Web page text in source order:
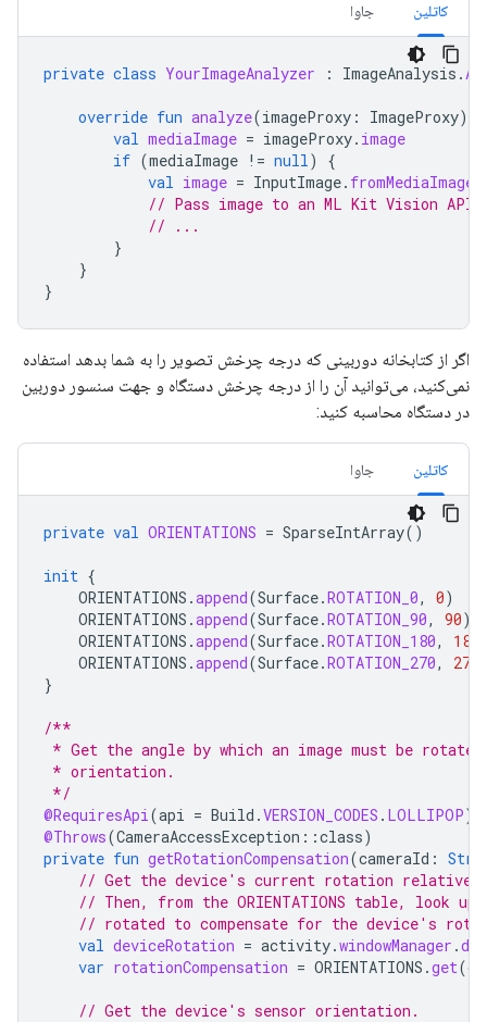
کاتلین جاوا
private class YourImageAnalyzer : ImageAnalysis .
override fun analyze(imageProxy : ImageProxy)
val mediaImage = imageProxy. image
if (mediaImage != null)
{
val image = InputImage. fromMediaImage
// Pass image to an ML Kit Vision API
// ...
}
}
}
اگر از کتابخانه دوربینی که درجه چرخش تصویر را به شما بدهد استفاده
نمی‌کنید، می‌توانید آن را از درجه چرخش دستگاه و جهت سنسور دوربین
در دستگاه محاسبه کنید:
کاتلین جاوا
private val ORIENTATIONS = SparseIntArray()
init {
ORIENTATIONS .append(Surface.ROTATION_0, 0)
ORIENTATIONS .append(Surface.ROTATION_90, 90)
ORIENTATIONS .append(Surface.ROTATION_180, 180
ORIENTATIONS .append(Surface.ROTATION_270, 270
}
/**
* Get the angle by which an image must be
* orientation.
*/
@RequiresApi(api = Build .VERSION_CODES . LOLLIPOP)
@Throws(CameraAccessException ::class)
private fun getRotationCompensation(cameraId :
// Get the device's current rotation
// Then, from the ORIENTATIONS table, look
// rotated to compensate for the device's
val deviceRotation = activity.windowManager .
var rotationCompensation = ORIENTATIONS .get(
// Get the device's sensor orientation.